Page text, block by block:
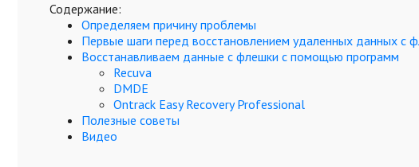
Содержание:
Определяем причину проблемы
Первые шаги перед восстановлением удаленных данных с
Восстанавливаем данные с флешки с помощью программ
Recuva
DMDE
Ontrack Easy Recovery Professional
Полезные советы
Видео